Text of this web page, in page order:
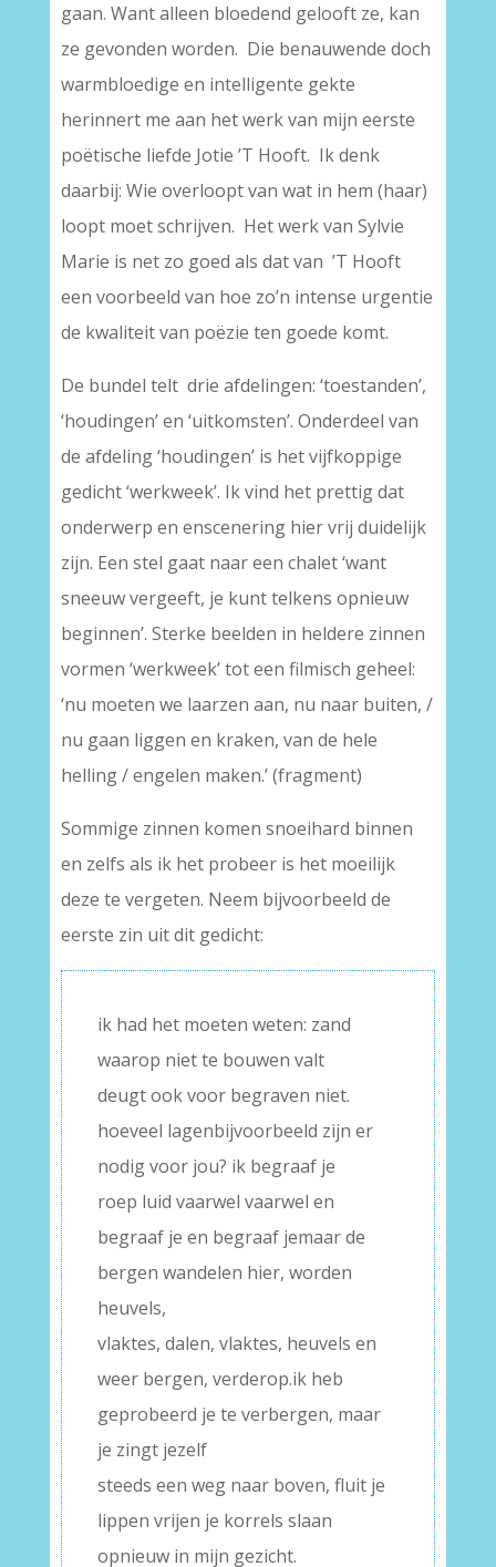
gaan. Want alleen bloedend gelooft ze, kan
ze gevonden worden. Die benauwende doch
warmbloedige en intelligente gekte
herinnert me aan het werk van mijn eerste
poëtische liefde Jotie ’T Hooft. Ik denk
daarbij: Wie overloopt van wat in hem (haar)
loopt moet schrijven. Het werk van Sylvie
Marie is net zo goed als dat van ’T Hooft
een voorbeeld van hoe zo’n intense urgentie
de kwaliteit van poëzie ten goede komt.
De bundel telt drie afdelingen: ‘toestanden’,
‘houdingen’ en ‘uitkomsten’. Onderdeel van
de afdeling ‘houdingen’ is het vijfkoppige
gedicht ‘werkweek’. Ik vind het prettig dat
onderwerp en enscenering hier vrij duidelijk
zijn. Een stel gaat naar een chalet ‘want
sneeuw vergeeft, je kunt telkens opnieuw
beginnen’. Sterke beelden in heldere zinnen
vormen ‘werkweek’ tot een filmisch geheel:
‘nu moeten we laarzen aan, nu naar buiten, /
nu gaan liggen en kraken, van de hele
helling / engelen maken.’ (fragment)
Sommige zinnen komen snoeihard binnen
en zelfs als ik het probeer is het moeilijk
deze te vergeten. Neem bijvoorbeeld de
eerste zin uit dit gedicht:
ik had het moeten weten: zand
waarop niet te bouwen valt
deugt ook voor begraven niet.
hoeveel lagenbijvoorbeeld zijn er
nodig voor jou? ik begraaf je
roep luid vaarwel vaarwel en
begraaf je en begraaf jemaar de
bergen wandelen hier, worden
heuvels,
vlaktes, dalen, vlaktes, heuvels en
weer bergen, verderop.ik heb
geprobeerd je te verbergen, maar
je zingt jezelf
steeds een weg naar boven, fluit je
lippen vrijen je korrels slaan
opnieuw in mijn gezicht.